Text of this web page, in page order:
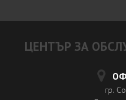
ЦЕНТЪР ЗА
гр.